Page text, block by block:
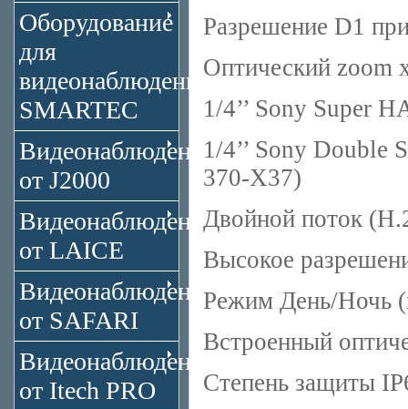
Оборудование
для
видеонаблюдения
SMARTEC
Видеонаблюдение
от J2000
Видеонаблюдение
от LAICE
Видеонаблюдение
от SAFARI
Видеонаблюдение
от Itech PRO
Разрешение D1
Оптический zoom
1/4’’ Sony Super
1/4’’ Sony Double
370-X37)
Двойной поток
Высокое
Режим День/Ночь
Встроенный
Степень защиты